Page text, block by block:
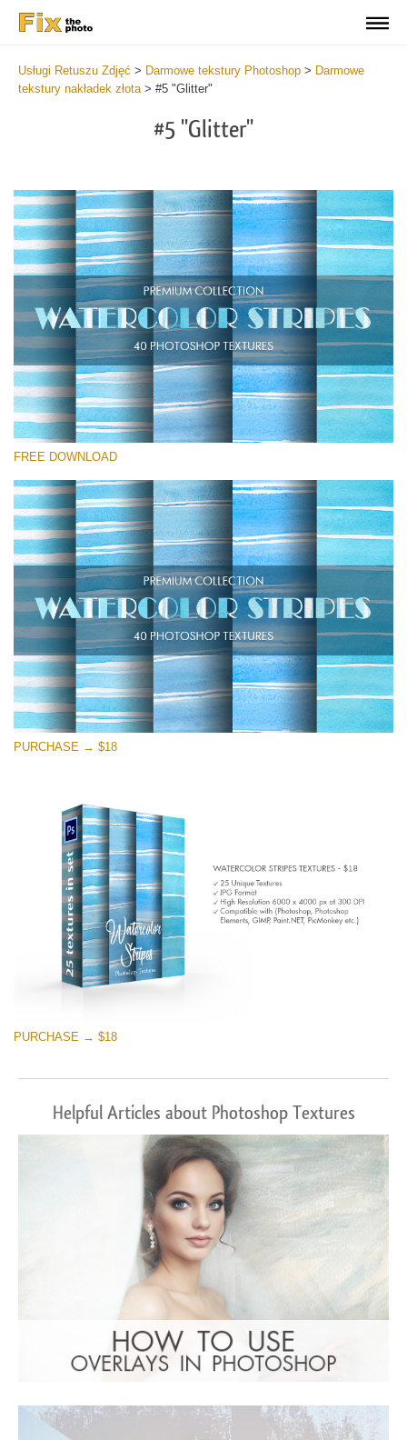
Usługi Retuszu Zdjęć > Darmowe tekstury Photoshop > Darmowe
tekstury nakładek złota> #5 "Glitter"
#5 "Glitter"
Proszę wybrać
Small 800*533px
Stripes Watercolor
(25 Overlays)
Large 6000*4000px
Entire Collection
(1783 Overlays)
Large 6000*4000px
Darmowe Pobieranie
FREE DOWNLOAD
PURCHASE → $18
PURCHASE → $18
Helpful Articles about Photoshop Textures